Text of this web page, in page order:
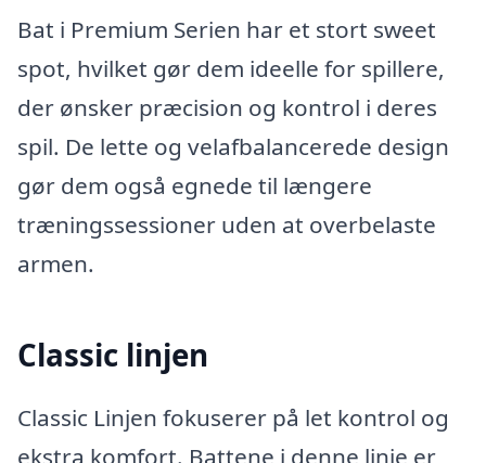
Bat i Premium Serien har et stort sweet
spot, hvilket gør dem ideelle for spillere,
der ønsker præcision og kontrol i deres
spil. De lette og velafbalancerede design
gør dem også egnede til længere
træningssessioner uden at overbelaste
armen.
Classic linjen
Classic Linjen fokuserer på let kontrol og
ekstra komfort. Battene i denne linje er